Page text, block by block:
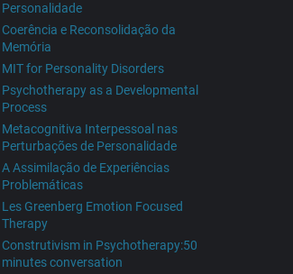
Personalidade
Coerência e Reconsolidação da
Memória
MIT for Personality Disorders
Psychotherapy as a Developmental
Process
Metacognitiva Interpessoal nas
Perturbações de Personalidade
A Assimilação de Experiências
Problemáticas
Les Greenberg Emotion Focused
Therapy
Construtivism in Psychotherapy:50
minutes conversation